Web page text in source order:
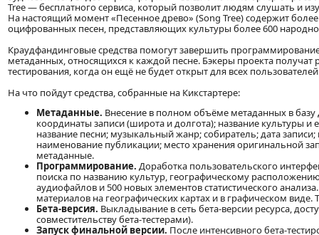
Tree — бесплатного сервиса, который позволит людям слушать и
На настоящий момент «Песенное древо» (Song Tree) содержит
оцифрованных песен, представляющих культуры более 600
Краудфандинговые средства помогут завершить
метаданных, относящихся к каждой песне. Бэкеры проекта
тестирования, когда он ещё не будет открыт для всех
На что пойдут средства, собранные на Кикстартере:
Метаданные. Внесение в полном объёме метаданных в базу
координаты записи (широта и долгота); название культуры и
название песни; музыкальный жанр; собиратель; дата
наименование публикации; место хранения оригинальной
метаданные.
Программирование. Доработка пользовательского
поиска по названию культур, географическому
аудиофайлов и 500 новых элементов статистического
материалов на географических картах и в графическом виде.
Бета-версия. Выкладывание в сеть бета-версии ресурса,
совместительству бета-тестерами).
Запуск финальной версии. После интенсивного бета-